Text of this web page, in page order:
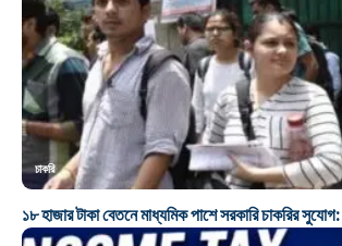
চাকরি
১৮ হাজার টাকা বেতনে মাধ্যমিক পাশে সরকারি চাকরির